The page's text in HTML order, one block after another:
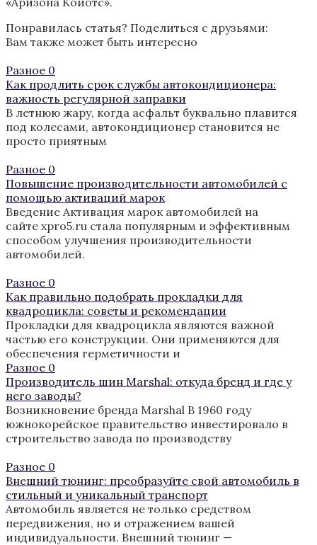
Понравилась статья? Поделиться с друзьями:
Вам также может быть интересно
Разное 0
Как продлить срок службы автокондиционера:
важность регулярной заправки
В летнюю жару, когда асфальт буквально плавится
под колесами, автокондиционер становится не
просто приятным
Разное 0
Повышение производительности автомобилей с
помощью активаций марок
Введение Активация марок автомобилей на
сайте xpro5.ru стала популярным и эффективным
способом улучшения производительности
автомобилей.
Разное 0
Как правильно подобрать прокладки для
квадроцикла: советы и рекомендации
Прокладки для квадроцикла являются важной
частью его конструкции. Они применяются для
обеспечения герметичности и
Разное 0
Производитель шин Marshal: откуда бренд и где у
него заводы?
Возникновение бренда Marshal В 1960 году
южнокорейское правительство инвестировало в
строительство завода по производству
Разное 0
Внешний тюнинг: преобразуйте свой автомобиль в
стильный и уникальный транспорт
Автомобиль является не только средством
передвижения, но и отражением вашей
индивидуальности. Внешний тюнинг —